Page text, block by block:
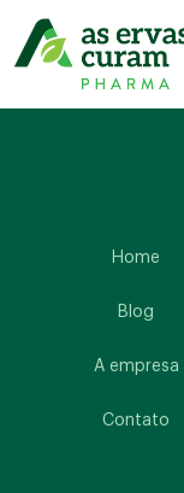
Home
Blog
A empresa
Contato